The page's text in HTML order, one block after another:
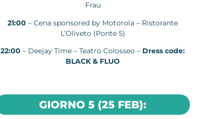
Frau
21:00 – Cena sponsored by Motorola – Ristorante
L’Oliveto (Ponte 5)
22:00 – Deejay Time – Teatro Colosseo – Dress code:
BLACK & FLUO
GIORNO 5 (25 FEB):